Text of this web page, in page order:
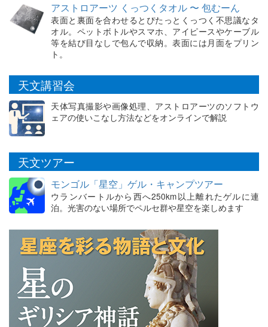
アストロアーツ くっつくタオル 〜 包むーん
表面と裏面を合わせるとぴたっとくっつく不思議なタ
オル。ペットボトルやスマホ、アイピースやケーブル
等を結び目なしで包んで収納。表面には月面をプリン
ト。
天文講習会
天体写真撮影や画像処理、アストロアーツのソフトウ
ェアの使いこなし方法などをオンラインで解説
天文ツアー
モンゴル「星空」ゲル・キャンプツアー
ウランバートルから西へ250km以上離れたゲルに連
泊。光害のない場所でペルセ群や星空を楽しめます